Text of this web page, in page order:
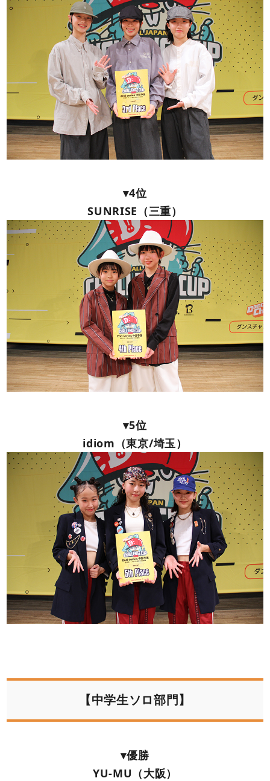
▾4位
SUNRISE（三重）
▾5位
idiom（東京/埼玉）
【中学生ソロ部門】
▾優勝
YU-MU（大阪）